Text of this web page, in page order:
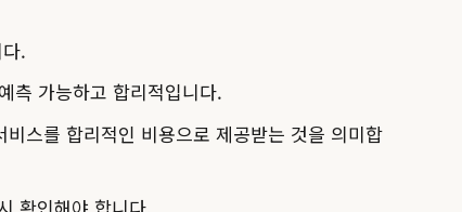
.
측 가능하고 합리적입니다.
스를 합리적인 비용으로 제공받는 것을 의미합